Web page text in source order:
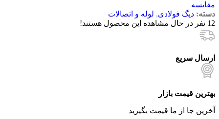
مقایسه
دسته: دیگ فولادی, لوله و اتصالات
12 نفر در حال مشاهده این محصول هستند!
ارسال سریع
بهترین قیمت بازار
آخرین جا از ما قیمت بگیرید